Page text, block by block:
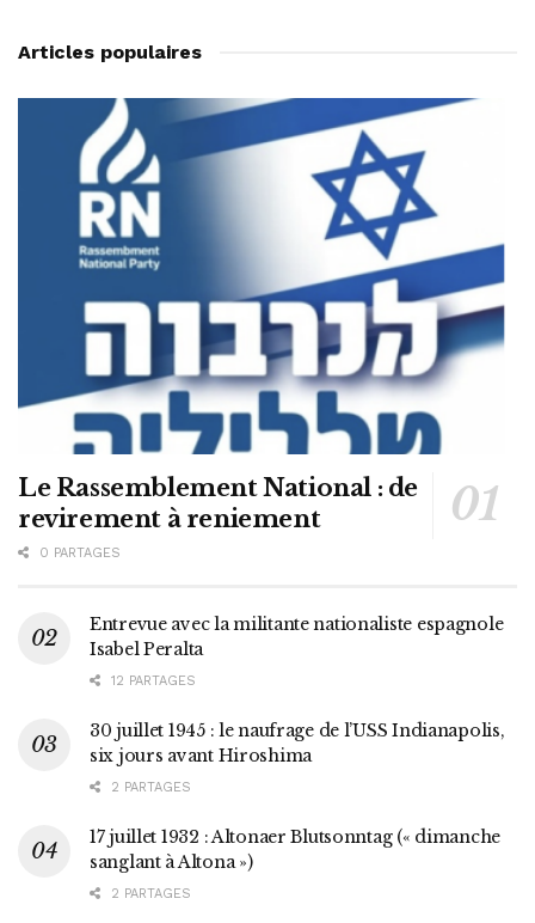
Articles populaires
Le Rassemblement National : de
revirement à reniement
0 PARTAGES
Entrevue avec la militante nationaliste espagnole
Isabel Peralta
12 PARTAGES
30 juillet 1945 : le naufrage de l’USS Indianapolis,
six jours avant Hiroshima
2 PARTAGES
17 juillet 1932 : Altonaer Blutsonntag (« dimanche
sanglant à Altona »)
2 PARTAGES